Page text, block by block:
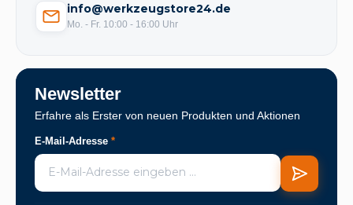
info@werkzeugstore24.de
Mo. - Fr. 10:00 - 16:00 Uhr
Newsletter
Erfahre als Erster von neuen Produkten und Aktionen
E-Mail-Adresse *